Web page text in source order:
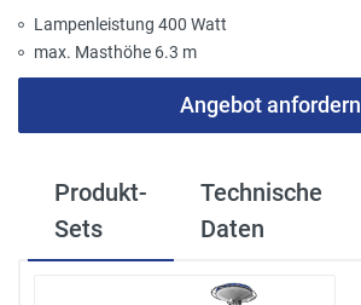
Lampenleistung 400 Watt
max. Masthöhe 6.3 m
Angebot anfordern
Produkt-
Sets
Technische
Daten